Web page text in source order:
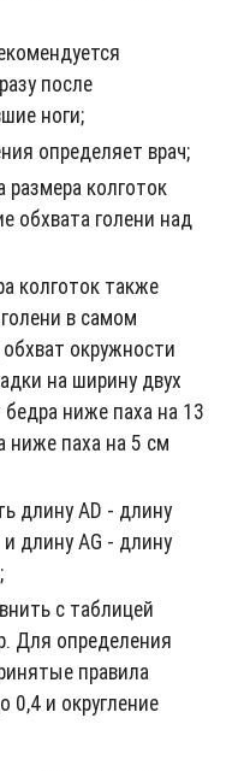
после
ноги;
определяет врач;
колготок
обхвата голени над
колготок также
в самом
окружности
на ширину двух
ниже паха на 13
ниже паха на 5 см
длину AD - длину
длину AG - длину
с таблицей
Для определения
правила
0,4 и округление